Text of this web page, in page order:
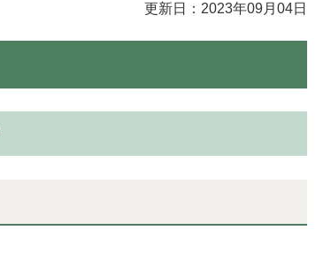
更新日：2023年09月04日